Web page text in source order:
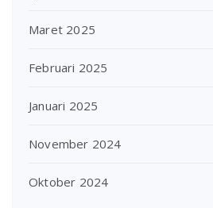
Maret 2025
Februari 2025
Januari 2025
November 2024
Oktober 2024